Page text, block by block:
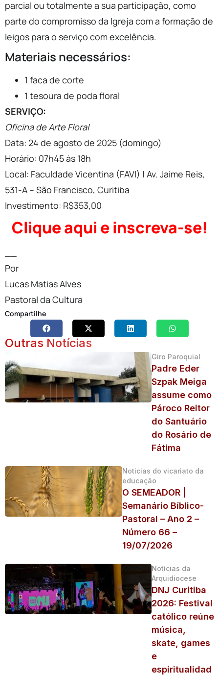
parcial ou totalmente a sua participação, como
parte do compromisso da Igreja com a formação de
leigos para o serviço com excelência.
Materiais necessários:
1 faca de corte
1 tesoura de poda floral
SERVIÇO:
Oficina de Arte Floral
Data: 24 de agosto de 2025 (domingo)
Horário: 07h45às 18h
Local: Faculdade Vicentina (FAVI) | Av. Jaime Reis,
531-A – São Francisco, Curitiba
Investimento: R$353,00
Clique aqui e inscreva-se!
Por
Lucas Matias Alves
Pastoral da Cultura
Compartilhe
Outras Notícias
Giro Paroquial
Padre Eder
Szpak Meiga
assume como
Pároco Reitor
do Santuário
do Rosário de
Fátima
Noticias do vicariato da
educação
O SEMEADOR |
Semanário Bíblico-
Pastoral – Ano 2 –
Número 66 –
19/07/2026
Notícias da
Arquidiocese
DNJ Curitiba
2026: Festival
católico reúne
música,
skate, games
e
espiritualidad